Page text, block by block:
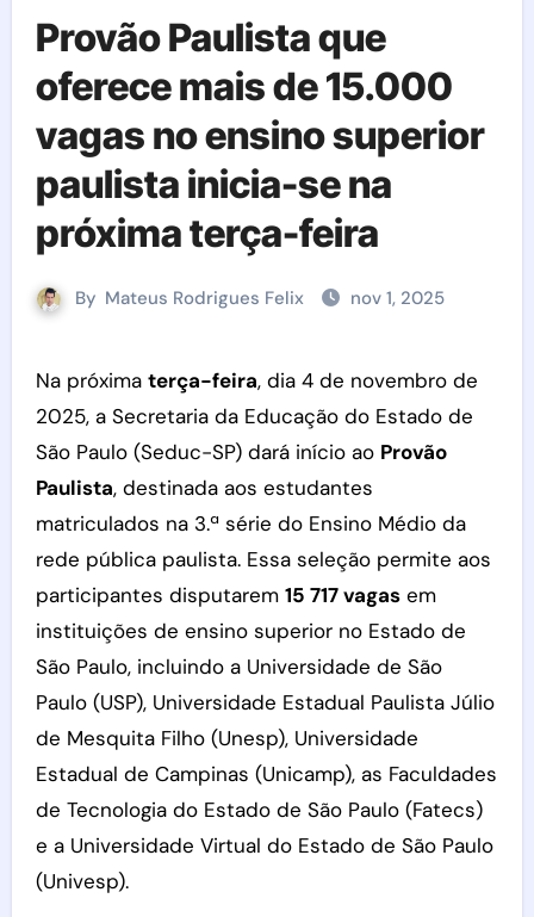
Provão Paulista que
oferece mais de 15.000
vagas no ensino superior
paulista inicia-se na
próxima terça-feira
By Mateus Rodrigues Felix nov 1, 2025
Na próxima terça-feira, dia 4 de novembro de
2025, a Secretaria da Educação do Estado de
São Paulo (Seduc-SP) dará início ao Provão
Paulista, destinada aos estudantes
matriculados na 3.ª série do Ensino Médio da
rede pública paulista. Essa seleção permite aos
participantes disputarem 15 717 vagasem
instituições de ensino superior no Estado de
São Paulo, incluindo a Universidade de São
Paulo (USP), Universidade Estadual Paulista Júlio
de Mesquita Filho (Unesp), Universidade
Estadual de Campinas (Unicamp), as Faculdades
de Tecnologia do Estado de São Paulo (Fatecs)
e a Universidade Virtual do Estado de São Paulo
(Univesp).